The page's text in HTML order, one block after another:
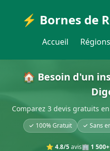
⚡ Bornes de
Accueil Régions
🏠 Besoin d'un
Comparez 3 devis gratuits
✓ 100% Gratuit ✓ Sans
⭐ 4.8/5avis🏢 1 500+